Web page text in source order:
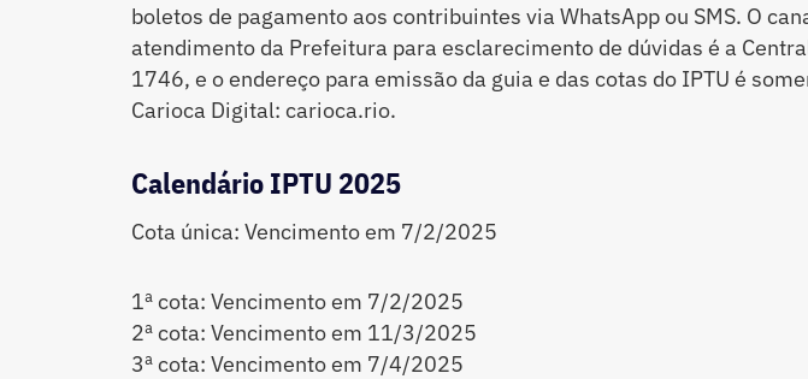
boletos de pagamento aos contribuintes via WhatsApp ou SMS. O
atendimento da Prefeitura para esclarecimento de dúvidas é a
1746, e o endereço para emissão da guia e das cotas do IPTU é
Carioca Digital: carioca.rio.
Calendário IPTU 2025
Cota única: Vencimento em 7/2/2025
1ª cota: Vencimento em 7/2/2025
2ª cota: Vencimento em 11/3/2025
3ª cota: Vencimento em 7/4/2025